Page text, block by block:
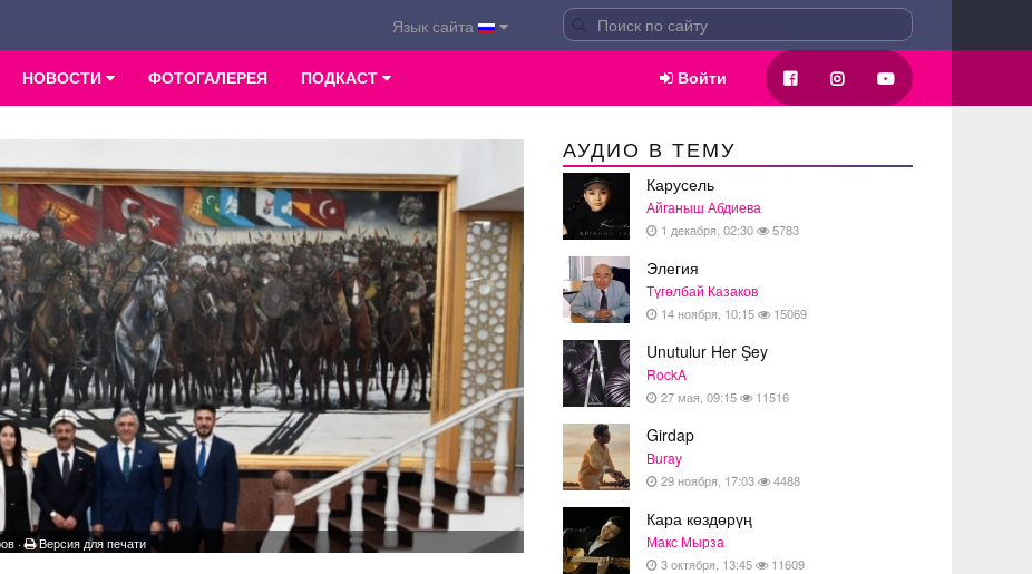
Язык сайта
НОВОСТИ ФОТОГАЛЕРЕЯ ПОДКАСТ Войти
· Версия для печати
АУДИО В ТЕМУ
Карусель
Айганыш Абдиева
1 декабря, 02:30 5783
Элегия
Түгөлбай Казаков
14 ноября, 10:15 15069
Unutulur Her Şey
RockA
27 мая, 09:15 11516
Girdap
Buray
29 ноября, 17:03 4488
Кара көздөрүң
Макс Мырза
3 октября, 13:45 11609